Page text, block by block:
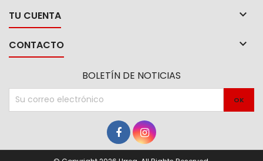
TU CUENTA 
CONTACTO 
BOLETÍN DE NOTICIAS